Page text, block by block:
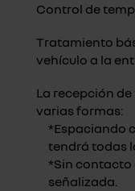
Control de
Tratamiento
vehículo a la
La recepción
varias formas:
*Espaciando
tendrá todas
*Sin contacto
señalizada.